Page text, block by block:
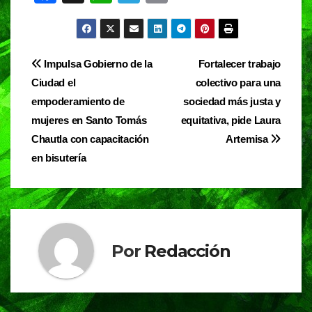
e
b
o
o
k
h
at
s
p
p
el
e
gr
in
t
Navegación
de
entradas
Fortalecer trabajo
colectivo para una
sociedad más justa y
equitativa, pide Laura
Artemisa
Impulsa Gobierno de la
Ciudad el
empoderamiento de
mujeres en Santo Tomás
Chautla con capacitación
en bisutería
Por Redacción